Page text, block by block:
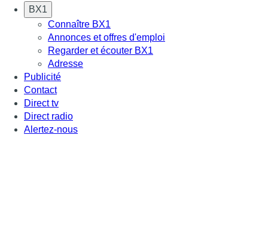
BX1
Connaître BX1
Annonces et offres d'emploi
Regarder et écouter BX1
Adresse
Publicité
Contact
Direct tv
Direct radio
Alertez-nous